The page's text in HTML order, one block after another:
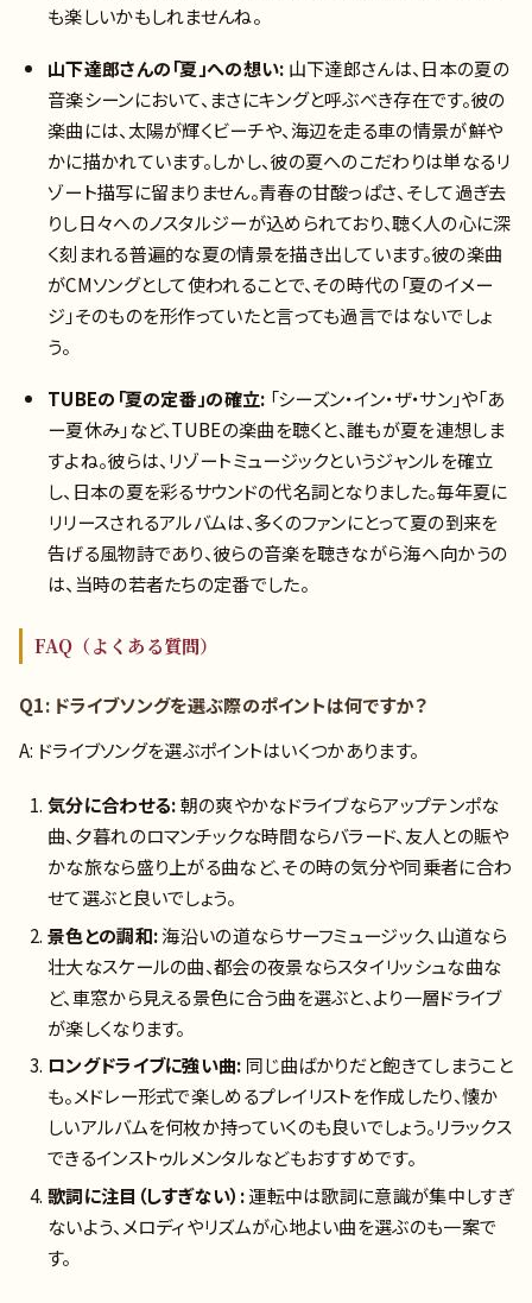
も楽しいかもしれませんね。
山下達郎さんの「夏」への想い: 山下達郎さんは、日本の夏の
音楽シーンにおいて、まさにキングと呼ぶべき存在です。彼の
楽曲には、太陽が輝くビーチや、海辺を走る車の情景が鮮や
かに描かれています。しかし、彼の夏へのこだわりは単なるリ
ゾート描写に留まりません。青春の甘酸っぱさ、そして過ぎ去
りし日々へのノスタルジーが込められており、聴く人の心に深
く刻まれる普遍的な夏の情景を描き出しています。彼の楽曲
がCMソングとして使われることで、その時代の「夏のイメー
ジ」そのものを形作っていたと言っても過言ではないでしょ
う。
TUBEの「夏の定番」の確立: 「シーズン・イン・ザ・サン」や「あ
ー夏休み」など、TUBEの楽曲を聴くと、誰もが夏を連想しま
すよね。彼らは、リゾートミュージックというジャンルを確立
し、日本の夏を彩るサウンドの代名詞となりました。毎年夏に
リリースされるアルバムは、多くのファンにとって夏の到来を
告げる風物詩であり、彼らの音楽を聴きながら海へ向かうの
は、当時の若者たちの定番でした。
FAQ（よくある質問）
Q1: ドライブソングを選ぶ際のポイントは何ですか？
A: ドライブソングを選ぶポイントはいくつかあります。
気分に合わせる:朝の爽やかなドライブならアップテンポな
曲、夕暮れのロマンチックな時間ならバラード、友人との賑や
かな旅なら盛り上がる曲など、その時の気分や同乗者に合わ
せて選ぶと良いでしょう。
景色との調和:海沿いの道ならサーフミュージック、山道なら
壮大なスケールの曲、都会の夜景ならスタイリッシュな曲な
ど、車窓から見える景色に合う曲を選ぶと、より一層ドライブ
が楽しくなります。
ロングドライブに強い曲: 同じ曲ばかりだと飽きてしまうこと
も。メドレー形式で楽しめるプレイリストを作成したり、懐か
しいアルバムを何枚か持っていくのも良いでしょう。リラックス
できるインストゥルメンタルなどもおすすめです。
歌詞に注目（しすぎない）:運転中は歌詞に意識が集中しすぎ
ないよう、メロディやリズムが心地よい曲を選ぶのも一案で
す。